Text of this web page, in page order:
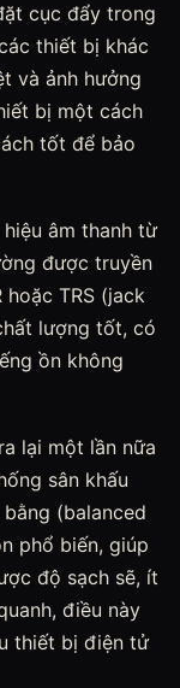
cục đẩy trong
thiết bị khác
và ảnh hưởng
bị một cách
tốt để bảo
âm thanh từ
được truyền
TRS (jack
lượng tốt, có
ồn không
lại một lần nữa
sân khấu
(balanced
phổ biến, giúp
độ sạch sẽ, ít
điều này
thiết bị điện tử